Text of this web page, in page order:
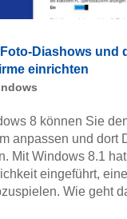
Diashows und
einrichten
8 können Sie
anpassen und dort
Mit Windows 8.1
eingeführt,
Wie geht